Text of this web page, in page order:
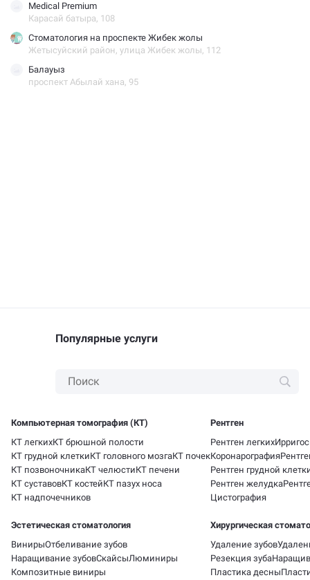
Medical Premium
Карасай батыра, 108
Стоматология на проспекте Жибек жолы
Жетысуйский район, улица Жибек жолы, 112
Балауыз
проспект Абылай хана, 95
Популярные услуги
Компьютерная томография (КТ)
КТ легкихКТ брюшной полости
КТ грудной клеткиКТ головного мозгаКТ почек
КТ позвоночникаКТ челюстиКТ печени
КТ суставовКТ костейКТ пазух носа
КТ надпочечников
Рентген
Рентген легких
Коронарография
Рентген грудной
Рентген желудка
Цистография
Эстетическая стоматология
ВинирыОтбеливание зубов
Наращивание зубовСкайсыЛюминиры
Композитные виниры
Хирургическая
Удаление зубов
Резекция зуба
Пластика десны